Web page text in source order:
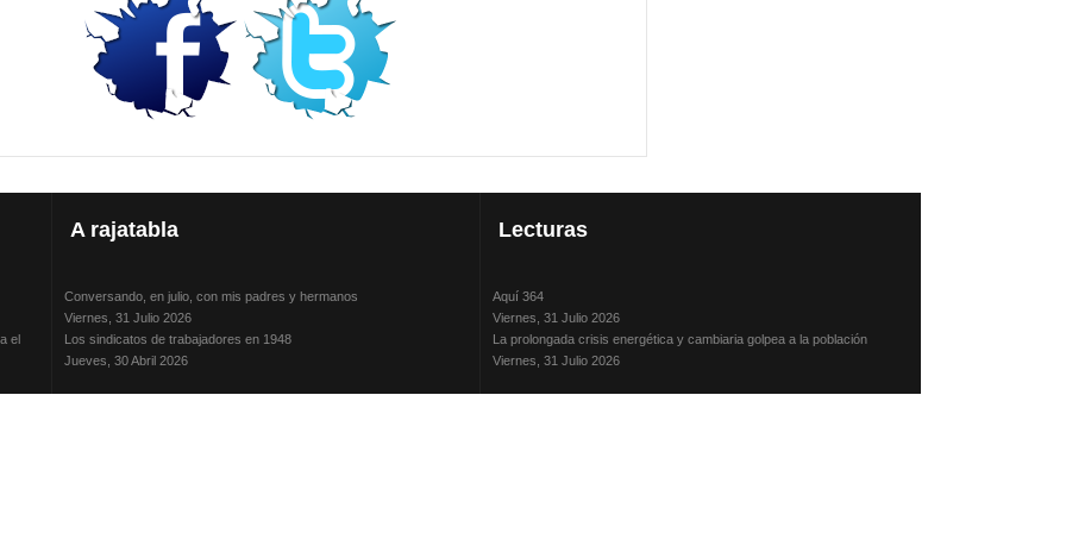
el
Arajatabla
Viernes, 31 Julio 2026
Los sindicatos de trabajadores en 1948
Jueves, 30 Abril 2026
La humillación a los vencidos: método y práctica de los jerarcas
Jueves, 15 Enero 2026
Lecturas
Viernes, 31 Julio 2026
La prolongada crisis energética y cambiaria golpea a la población
Viernes, 31 Julio 2026
Conversando, en julio, con mis padres y hermanos
Viernes, 31 Julio 2026